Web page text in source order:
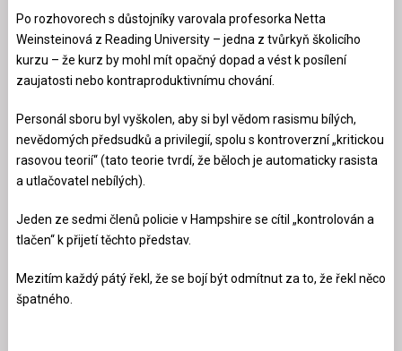
Po rozhovorech s důstojníky varovala profesorka Netta
Weinsteinová z Reading University – jedna z tvůrkyň školicího
kurzu – že kurz by mohl mít opačný dopad a vést k posílení
zaujatosti nebo kontraproduktivnímu chování.
Personál sboru byl vyškolen, aby si byl vědom rasismu bílých,
nevědomých předsudků a privilegií, spolu s kontroverzní „kritickou
rasovou teorií“ (tato teorie tvrdí, že běloch je automaticky rasista
a utlačovatel nebílých).
Jeden ze sedmi členů policie v Hampshire se cítil „kontrolován a
tlačen“ k přijetí těchto představ.
Mezitím každý pátý řekl, že se bojí být odmítnut za to, že řekl něco
špatného.